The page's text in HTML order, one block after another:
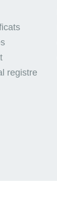
registre